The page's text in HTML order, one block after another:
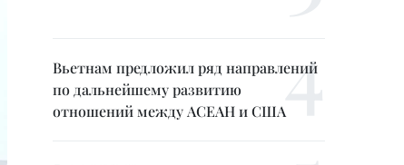
Вьетнам предложил ряд направлений
по дальнейшему развитию
отношений между АСЕАН и США